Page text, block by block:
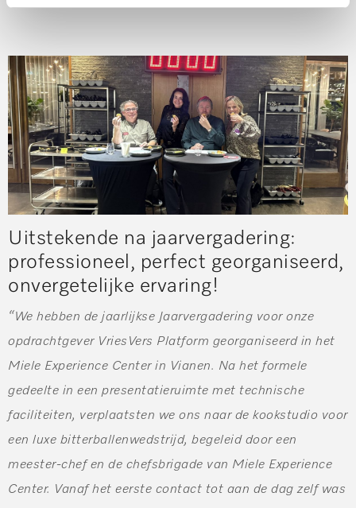
Uitstekende na jaarvergadering:
professioneel, perfect georganiseerd,
onvergetelijke ervaring!
“We hebben de jaarlijkse Jaarvergadering voor onze
opdrachtgever VriesVers Platform georganiseerd in het
Miele Experience Center in Vianen. Na het formele
gedeelte in een presentatieruimte met technische
faciliteiten, verplaatsten we ons naar de kookstudio voor
een luxe bitterballenwedstrijd, begeleid door een
meester-chef en de chefsbrigade van Miele Experience
Center. Vanaf het eerste contact tot aan de dag zelf was